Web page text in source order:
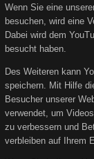
Wenn Sie eine
besuchen, wird eine
Dabei wird dem
besucht haben.
Des Weiteren kann
speichern. Mit Hilfe
Besucher unserer
verwendet, um
zu verbessern und
verbleiben auf Ihrem